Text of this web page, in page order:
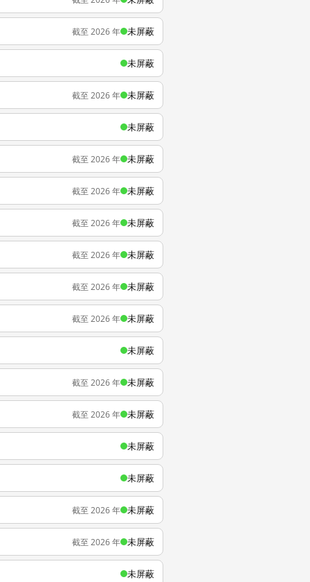
截至 2026 年 未屏蔽
未屏蔽
截至 2026 年 未屏蔽
未屏蔽
截至 2026 年 未屏蔽
截至 2026 年 未屏蔽
截至 2026 年 未屏蔽
截至 2026 年 未屏蔽
截至 2026 年 未屏蔽
截至 2026 年 未屏蔽
未屏蔽
截至 2026 年 未屏蔽
截至 2026 年 未屏蔽
未屏蔽
未屏蔽
截至 2026 年 未屏蔽
截至 2026 年 未屏蔽
未屏蔽